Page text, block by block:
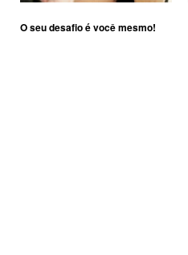
O seu desafio é você mesmo!